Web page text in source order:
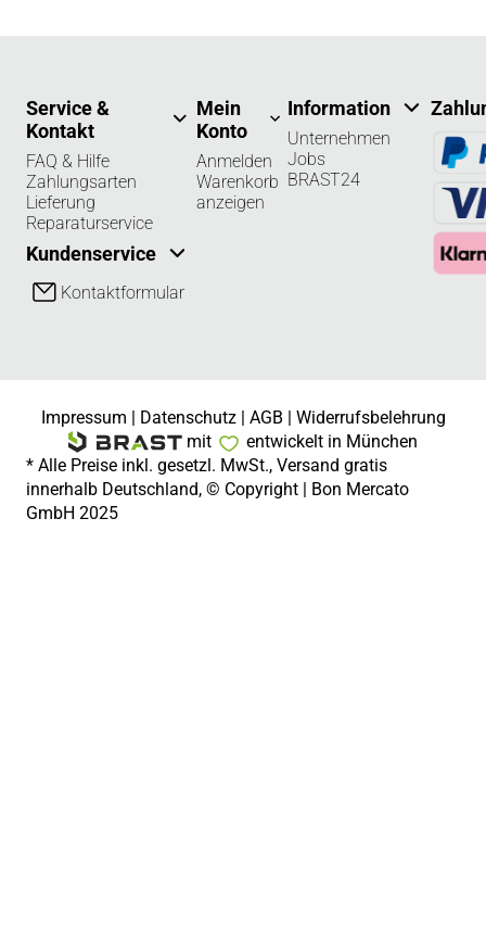
Service &
Kontakt
FAQ & Hilfe
Zahlungsarten
Lieferung
Reparaturservice
Kundenservice
Kontaktformular
Mein
Konto
Anmelden
Warenkorb
anzeigen
Information
Unternehmen
Jobs
BRAST24
Impressum | Datenschutz| AGB | Widerrufsbelehrung
mit
entwickelt in München
* Alle Preise inkl. gesetzl. MwSt., Versand gratis
innerhalb Deutschland, © Copyright | Bon Mercato
GmbH 2025